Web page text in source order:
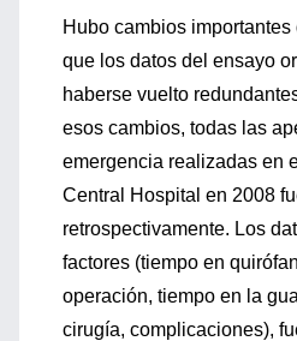
Hubo cambios
que los datos del ensayo
haberse vuelto
esos cambios, todas las
emergencia realizadas en
Central Hospital en 2008
retrospectivamente. Los
factores (tiempo en
operación, tiempo en la
cirugía, complicaciones),